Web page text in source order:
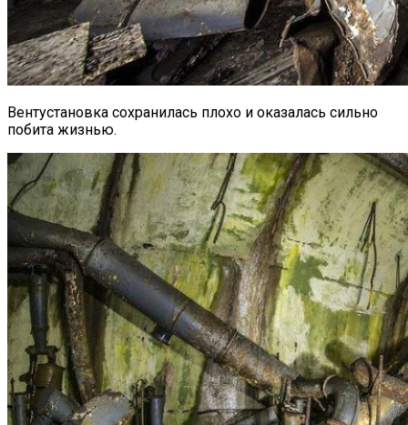
Вентустановка сохранилась плохо и оказалась сильно
побита жизнью.